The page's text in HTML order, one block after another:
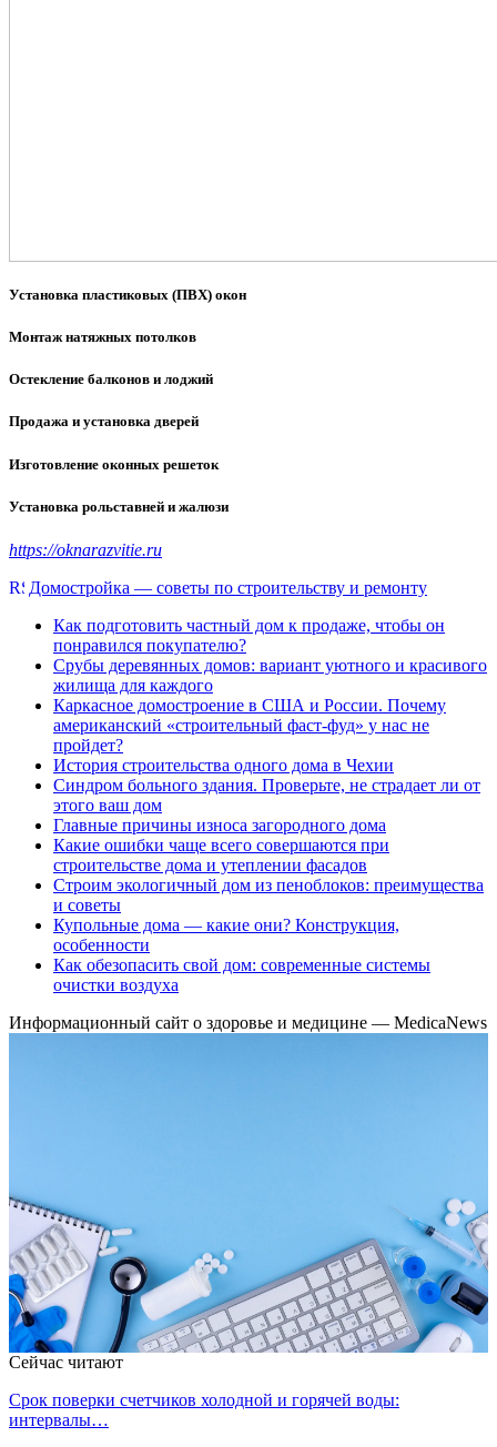
Установка пластиковых (ПВХ) окон
Монтаж натяжных потолков
Остекление балконов и лоджий
Продажа и установка дверей
Изготовление оконных решеток
Установка рольставней и жалюзи
https://oknarazvitie.ru
Домостройка — советы по строительству и ремонту
Как подготовить частный дом к продаже, чтобы он
понравился покупателю?
Срубы деревянных домов: вариант уютного и красивого
жилища для каждого
Каркасное домостроение в США и России. Почему
американский «строительный фаст-фуд» у нас не
пройдет?
История строительства одного дома в Чехии
Синдром больного здания. Проверьте, не страдает ли от
этого ваш дом
Главные причины износа загородного дома
Какие ошибки чаще всего совершаются при
строительстве дома и утеплении фасадов
Строим экологичный дом из пеноблоков: преимущества
и советы
Купольные дома — какие они? Конструкция,
особенности
Как обезопасить свой дом: современные системы
очистки воздуха
Информационный сайт о здоровье и медицине — MedicaNews
Сейчас читают
Срок поверки счетчиков холодной и горячей воды:
интервалы…